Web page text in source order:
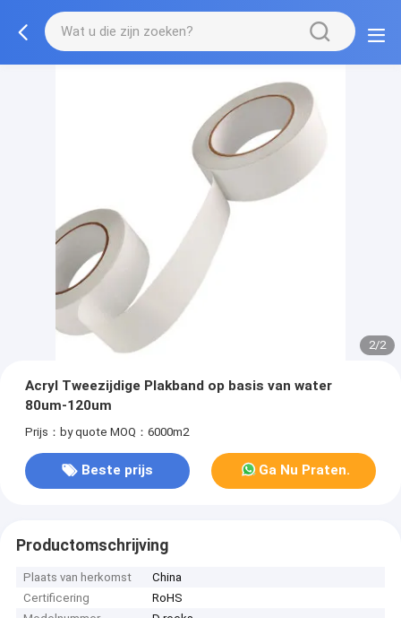
2/2
Acryl Tweezijdige Plakband op basis van water
80um-120um
Prijs：by quote MOQ：6000m2
Beste prijs Ga Nu Praten.
Productomschrijving
Plaats van herkomst
China
Certificering
RoHS